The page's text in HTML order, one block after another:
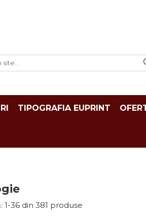
TIPOGRAFIA EUPRINT
1-36 din 381 produse